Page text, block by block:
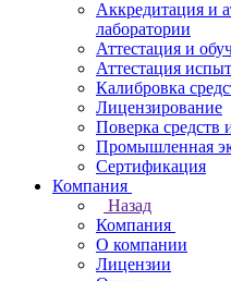
Аккредитация и
лаборатории
Аттестация и
Аттестация
Калибровка
Лицензирование
Поверка средств
Промышленная
Сертификация
Компания
Назад
Компания
О компании
Лицензии